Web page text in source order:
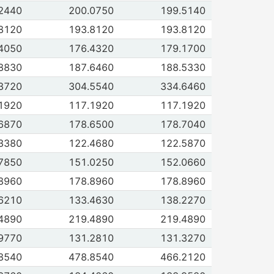
de 49 | 4911 | 3421 Estructuras
Jun 2011200.0750 199.5140
de 35 | 3511 | 3299 Gas carbónico
Jun 2011193.8120 193.8120
de 50 | 5071 | 3432 Alambres de fierro y acero
Jun 2011176.4320 179.1700
de 46 | 4611 | 3405 Alambrón
Jun 2011187.6460 188.5330
de 33 | 3312 | 3285 Asfalto
Jun 2011304.5540 334.6460
de 45 | 4501 | 3390 Azulejos y losetas de cerámica
Jun 2011117.1920 117.1920
de 40 | 4011 | 3354 Barnices y lacas
Jun 2011178.6500 178.7040
de 45 | 4543 | 3399 Bloques de concreto
Jun 2011122.4680 122.5870
de 45 | 4522 | 3394 Cal hidratada
Jun 2011151.0250 152.0660
de 51 | 5131 | 3443 Calentadores para agua
Jun 2011178.8960 178.8960
de 44 | 4401 | 3387 Cemento
Jun 2011133.4630 138.2270
de 50 | 5022 | 3427 Clavos
Jun 2011219.4890 219.4890
de 45 | 4543 | 3398 Concreto premezclado
Jun 2011131.2810 131.3270
de 55 | 5521 | 3473 Alambres y cables con aislamiento
Jun 2011478.8540 466.2120